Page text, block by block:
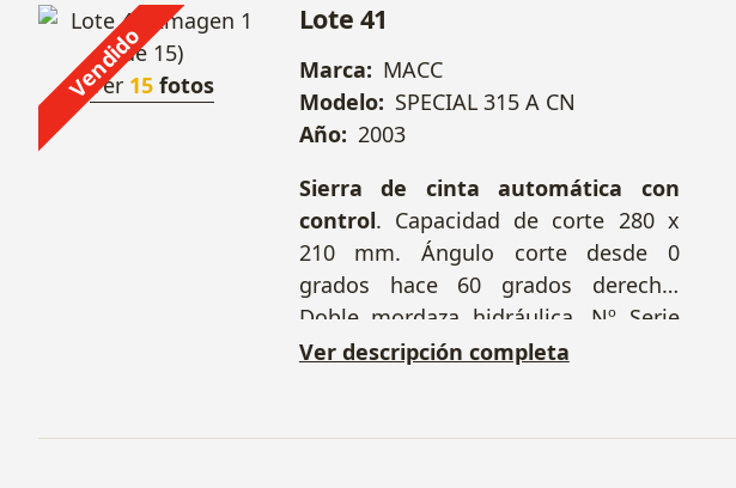
Vendido
Ver 15 fotos
Lote 41
Marca: MACC
Modelo: SPECIAL 315 A CN
Año: 2003
Sierra de cinta automática con
control. Capacidad de corte 280 x
210 mm. Ángulo corte desde 0
grados hace 60 grados derecha.
Doble mordaza hidráulica. Nº Serie
60648.+ Camino de rodillos 1600
Ver descripción completa